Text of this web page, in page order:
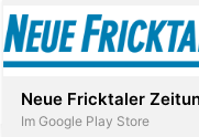
Neue Fricktaler
Im Google Play Store